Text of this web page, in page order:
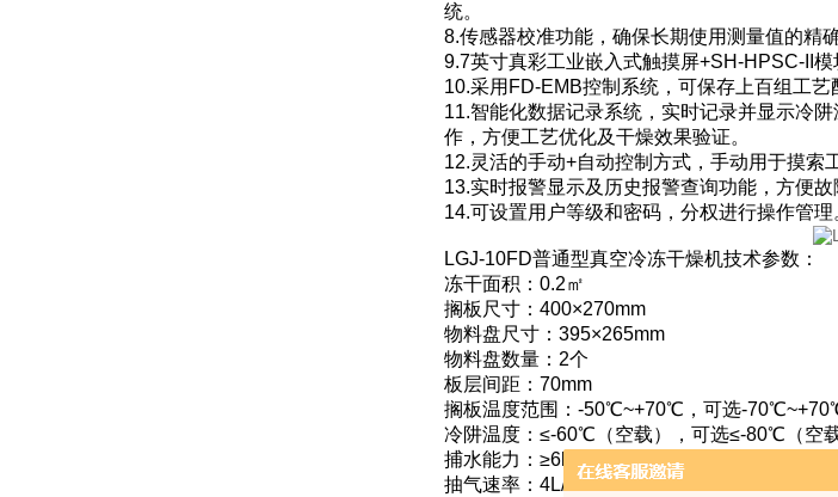
统。
8.传感器校准功能，确保长期使用测量值的精确
9.7英寸真彩工业嵌入式触摸屏+SH-HPSC-II
10.采用FD-EMB控制系统，可保存上百组工
11.智能化数据记录系统，实时记录并显示冷
作，方便工艺优化及干燥效果验证。
12.灵活的手动+自动控制方式，手动用于摸索
13.实时报警显示及历史报警查询功能，方便故
14.可设置用户等级和密码，分权进行操作管理
LGJ-10FD普通型真空冷冻干燥机技术参数：
冻干面积：0.2㎡
搁板尺寸：400×270mm
物料盘尺寸：395×265mm
物料盘数量：2个
板层间距：70mm
搁板温度范围：-50℃~+70℃，可选-
冷阱温度：≤-60℃（空载），可选≤-80℃（空载
捕水能力：≥6kg/24h
抽气速率：4L/s